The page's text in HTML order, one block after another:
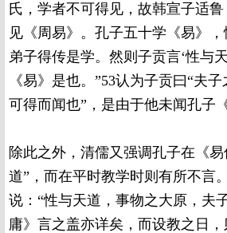
氏，学者不可得见，故韩宣子适
见《周易》。孔子五十学《易》
弟子得传是学。然则子贡言‘性与
《易》是也。”53认为子贡曰“夫
可得而闻也”，是由于他未闻孔子
除此之外，清儒又强调孔子在《
道”，而在平时教学时则有所不言
说：“性与天道，事物之大原，夫
庸》言之盖亦详矣，而设教之日